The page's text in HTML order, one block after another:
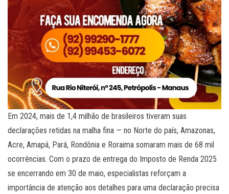
Em 2024, mais de 1,4 milhão de brasileiros tiveram suas
declarações retidas na malha fina — no Norte do país, Amazonas,
Acre, Amapá, Pará, Rondônia e Roraima somaram mais de 68 mil
ocorrências. Com o prazo de entrega do Imposto de Renda 2025
se encerrando em 30 de maio, especialistas reforçam a
importância de atenção aos detalhes para uma declaração precisa